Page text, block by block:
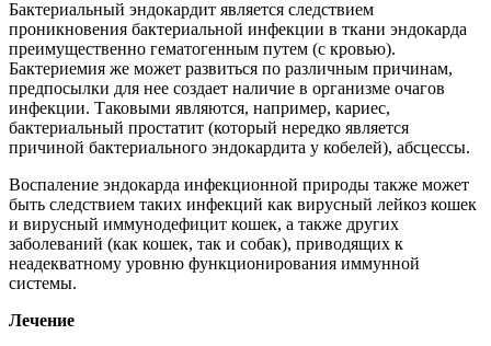
Бактериальный эндокардит является следствием
проникновения бактериальной инфекции в ткани эндокарда
преимущественно гематогенным путем (с кровью).
Бактериемия же может развиться по различным причинам,
предпосылки для нее создает наличие в организме очагов
инфекции. Таковыми являются, например, кариес,
бактериальный простатит (который нередко является
причиной бактериального эндокардита у кобелей), абсцессы.
Воспаление эндокарда инфекционной природы также может
быть следствием таких инфекций как вирусный лейкоз кошек
и вирусный иммунодефицит кошек, а также других
заболеваний (как кошек, так и собак), приводящих к
неадекватному уровню функционирования иммунной
системы.
Лечение